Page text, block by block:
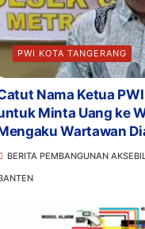
PWI KOTA TANGERANG
Nama Ketua
Minta Uang ke
Wartawan
BERITA PEMBANGUNAN